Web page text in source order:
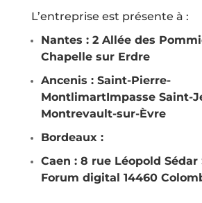
L’entreprise est présente à :
Nantes : 2 Allée des
Chapelle sur Erdre
Ancenis : Saint-Pierre-
MontlimartImpasse Saint-
Montrevault-sur-Èvre
Bordeaux :
Caen : 8 rue Léopold Sédar
Forum digital 14460